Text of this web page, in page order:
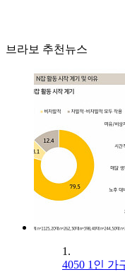
브라보 추천뉴스
1.
4050 1인 가